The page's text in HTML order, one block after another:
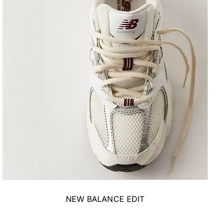
NEW BALANCE EDIT